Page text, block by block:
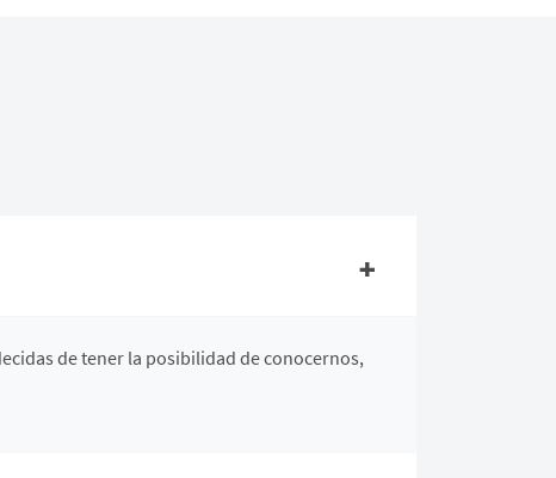
de tener la posibilidad de conocernos,